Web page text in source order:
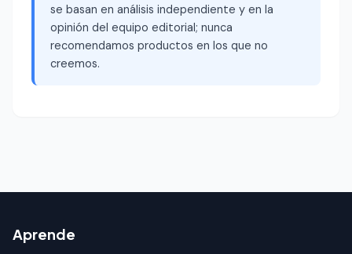
se basan en análisis independiente y en la
opinión del equipo editorial; nunca
recomendamos productos en los que no
creemos.
Aprende